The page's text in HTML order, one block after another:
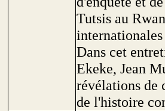
Tutsis au
Dans cet
Ekeke, Jean
révélations de
de l'histoire